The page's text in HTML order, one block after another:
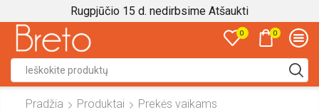
Rugpjūčio 15 d. nedirbsime Atšaukti
0 0
input
Pradžia Produktai Prekės vaikams